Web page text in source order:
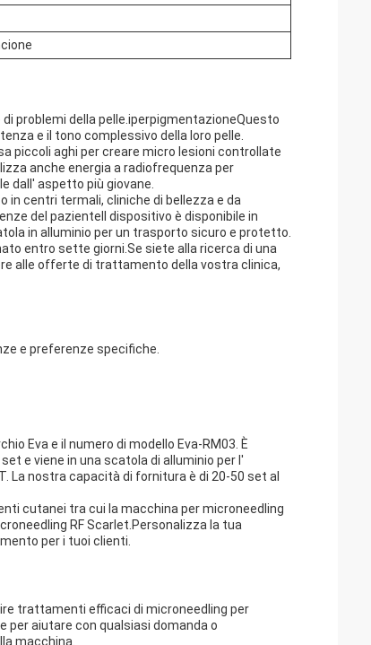
problemi della pelle.iperpigmentazioneQuesto
e il tono complessivo della loro pelle.
piccoli aghi per creare micro lesioni controllate
anche energia a radiofrequenza per
dall' aspetto più giovane.
in centri termali, cliniche di bellezza e da
del pazienteIl dispositivo è disponibile in
in alluminio per un trasporto sicuro e protetto.
entro sette giorni.Se siete alla ricerca di una
alle offerte di trattamento della vostra clinica,
e preferenze specifiche.
Eva e il numero di modello Eva-RM03. È
e viene in una scatola di alluminio per l'
La nostra capacità di fornitura è di 20-50 set al
cutanei tra cui la macchina per microneedling
RF Scarlet.Personalizza la tua
per i tuoi clienti.
trattamenti efficaci di microneedling per
per aiutare con qualsiasi domanda o
macchina.